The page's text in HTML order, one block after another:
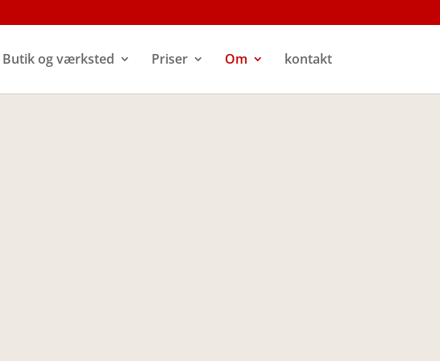
Butik og værksted Priser Om kontakt